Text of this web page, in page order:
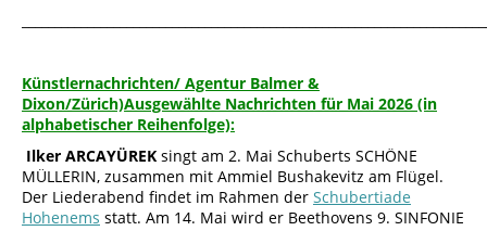
Künstlernachrichten/ Agentur Balmer &
Dixon/Zürich)Ausgewählte Nachrichten für Mai 2026 (in
alphabetischer Reihenfolge):
Ilker ARCAYÜREK singt am 2. Mai Schuberts SCHÖNE
MÜLLERIN, zusammen mit Ammiel Bushakevitz am Flügel.
Der Liederabend findet im Rahmen der Schubertiade
Hohenems statt. Am 14. Mai wird er Beethovens 9. SINFONIE